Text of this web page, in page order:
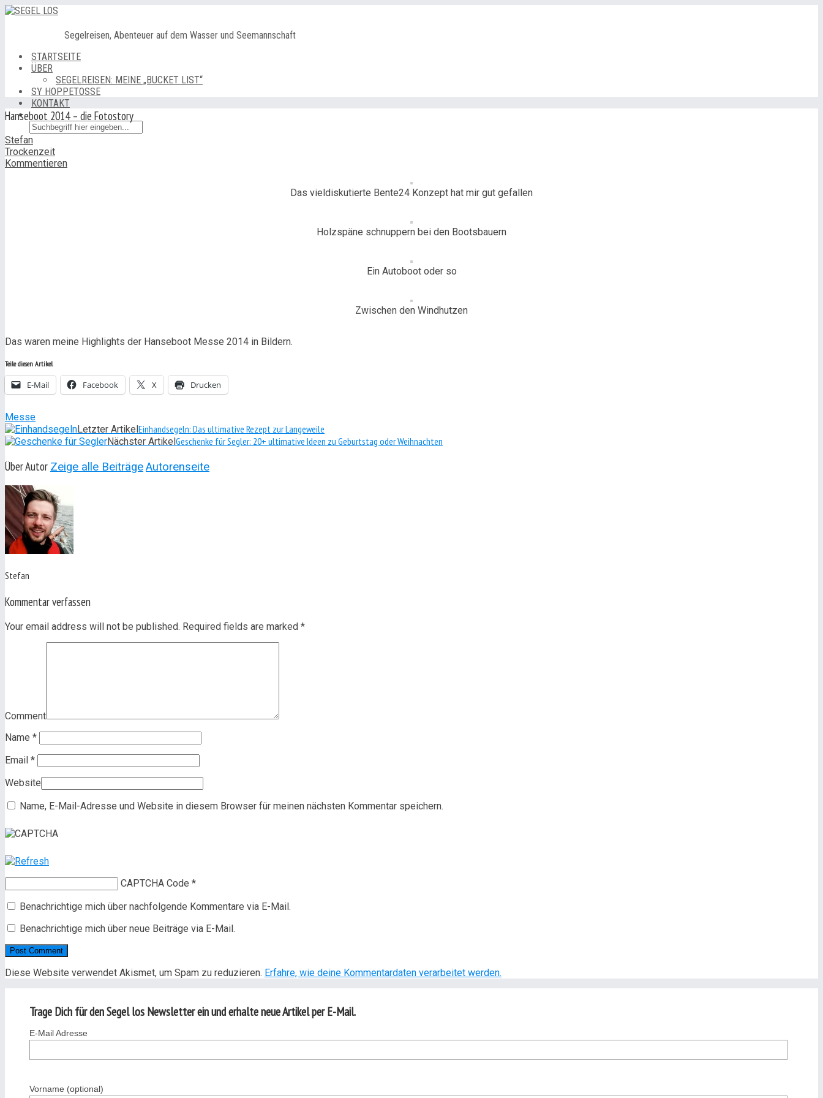
Segelreisen, Abenteuer auf dem Wasser und Seemannschaft
STARTSEITE
ÜBER
SEGELREISEN: MEINE „BUCKET LIST“
SY HOPPETOSSE
KONTAKT
Hanseboot 2014 – die Fotostory
Stefan
Trockenzeit
Kommentieren
Das vieldiskutierte Bente24 Konzept hat mir gut gefallen
Holzspäne schnuppern bei den Bootsbauern
Ein Autoboot oder so
Zwischen den Windhutzen
Das waren meine Highlights der Hanseboot Messe 2014 in Bildern.
Teile diesen Artikel
E-Mail Facebook X Drucken
Messe
Letzter Artikel Einhandsegeln: Das ultimative Rezept zur Langeweile
Nächster Artikel Geschenke für Segler: 20+ ultimative Ideen zu Geburtstag oder Weihnachten
Über Autor Zeige alle BeiträgeAutorenseite
Stefan
Kommentar verfassen
Your email address will not be published. Required fields are marked *
Comment
Name *
Email *
Website
Name, E-Mail-Adresse und Website in diesem Browser für meinen nächsten Kommentar speichern.
CAPTCHA Code *
Benachrichtige mich über nachfolgende Kommentare via E-Mail.
Benachrichtige mich über neue Beiträge via E-Mail.
Diese Website verwendet Akismet, um Spam zu reduzieren. Erfahre, wie deine Kommentardaten verarbeitet werden.
Trage Dich für den Segel los Newsletter ein und erhalte neue Artikel per E-Mail.
E-Mail Adresse
Vorname (optional)